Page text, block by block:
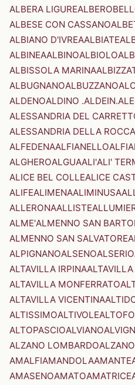
ALBERA LIGURE
ALBESE CON CASSANO
ALBIANO D'IVREAALBIATE
ALBINEAALBINOALBIOLO
ALBISSOLA MARINA
ALBUGNANOALBUZZANO
ALDENOALDINO .ALDEIN.
ALESSANDRIA DEL
ALESSANDRIA DELLA ROCCA
ALFEDENAALFIANELLO
ALGHEROALGUAALI'ALI'
ALICE BEL COLLEALICE
ALIFEALIMENAALIMINUSA
ALLERONAALLISTE
ALME'ALMENNO SAN
ALMENNO SAN SALVATORE
ALPIGNANOALSENOALSERIO
ALTAVILLA IRPINA
ALTAVILLA MONFERRATO
ALTAVILLA VICENTINA
ALTISSIMOALTIVOLE
ALTOPASCIOALVIANO
ALZANO LOMBARDO
AMALFIAMANDOLA
AMASENOAMATOAMATRICE